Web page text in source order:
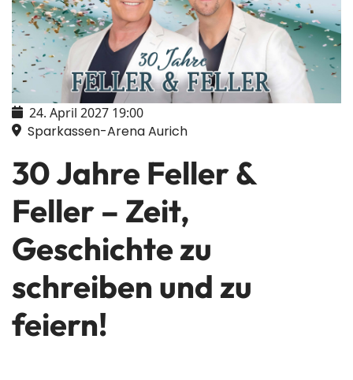
24. April 2027 19:00
Sparkassen-Arena Aurich
30 Jahre Feller &
Feller – Zeit,
Geschichte zu
schreiben und zu
feiern!